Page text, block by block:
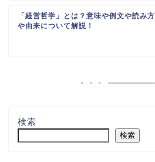
「経営哲学」とは？意味や例文や読み方
や由来について解説！
検索
検索